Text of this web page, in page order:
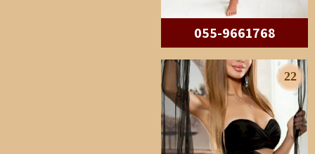
055-9661768
22